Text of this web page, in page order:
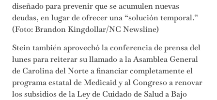
diseñado para prevenir que se acumulen nuevas
deudas, en lugar de ofrecer una “solución temporal.”
(Foto: Brandon Kingdollar/NC Newsline)
Stein también aprovechó la conferencia de prensa del
lunes para reiterar su llamado a la Asamblea General
de Carolina del Norte a financiar completamente el
programa estatal de Medicaid y al Congreso a renovar
los subsidios de la Ley de Cuidado de Salud a Bajo